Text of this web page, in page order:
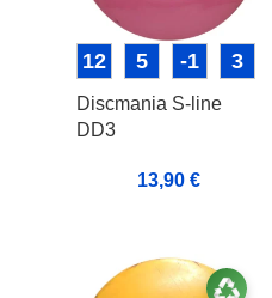
12 5 -1 3
Discmania S-line
DD3
13,90 €